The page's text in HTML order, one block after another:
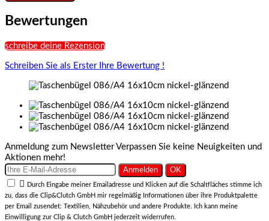
Bewertungen
schreibe deine Rezension
Schreiben Sie als Erster Ihre Bewertung !
Anmeldung zum Newsletter Verpassen Sie keine Neuigkeiten und
Aktionen mehr!
Durch Eingabe meiner Emailadresse und Klicken auf die Schaltfläches stimme ich
zu, dass die Clip&Clutch GmbH mir regelmäßig Informationen über ihre Produktpalette
per Email zusendet: Textilien, Nähzubehör und andere Produkte. Ich kann meine
Einwilligung zur Clip & Clutch GmbH jederzeit widerrufen.